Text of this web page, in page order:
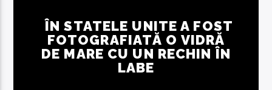
ÎN STATELE UNITE A FOST
FOTOGRAFIATĂ O VIDRĂ
DE MARE CU UN RECHIN ÎN
LABE